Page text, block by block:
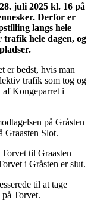
juli 2025 kl. 16 på
Derfor er
langs hele
hele dagen, og
er bedst, hvis man
trafik som tog og
af Kongeparret i
på Gråsten
Graasten Slot.
til Graasten
i Gråsten er slut.
til at tage
Torvet.